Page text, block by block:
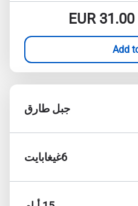
EUR31.00
Add
جبل طارق
6غيغابايت